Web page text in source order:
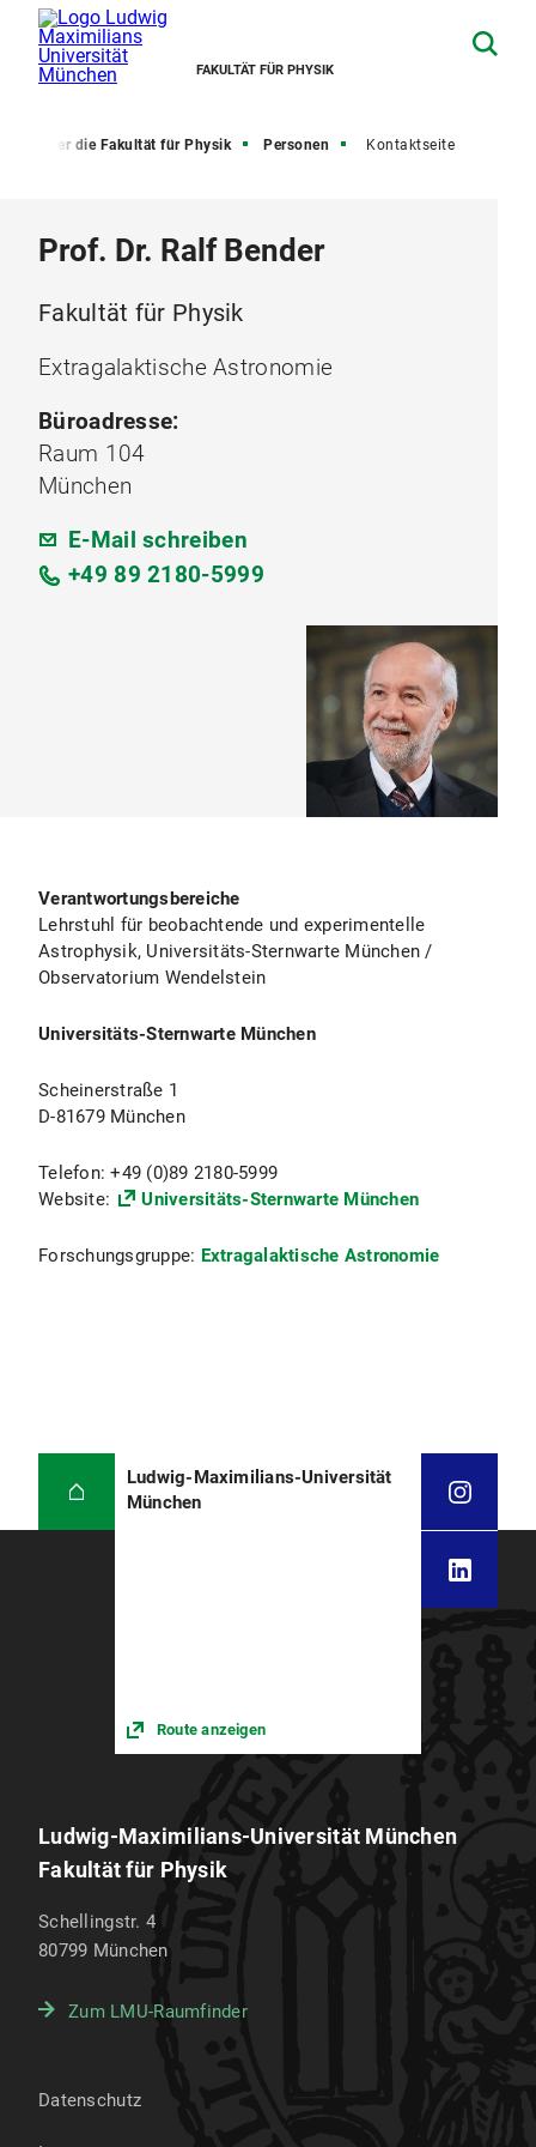
FAKULTÄT FÜR PHYSIK
Über die Fakultät für Physik Personen Kontaktseite
Prof. Dr. Ralf Bender
Fakultät für Physik
Extragalaktische Astronomie
Büroadresse:
Raum 104
München
E-Mail schreiben
+49 89 2180-5999
Verantwortungsbereiche
Lehrstuhl für beobachtende und experimentelle
Astrophysik, Universitäts-Sternwarte München /
Observatorium Wendelstein
Universitäts-Sternwarte München
Scheinerstraße 1
D-81679 München
Telefon: +49 (0)89 2180-5999
Website:
Universitäts-Sternwarte München
Forschungsgruppe: Extragalaktische Astronomie
Ludwig-Maximilians-Universität
München
Route anzeigen
Ludwig-Maximilians-Universität München
Fakultät für Physik
Schellingstr. 4
80799 München
Zum LMU-Raumfinder
Datenschutz